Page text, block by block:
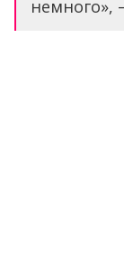
немного»,